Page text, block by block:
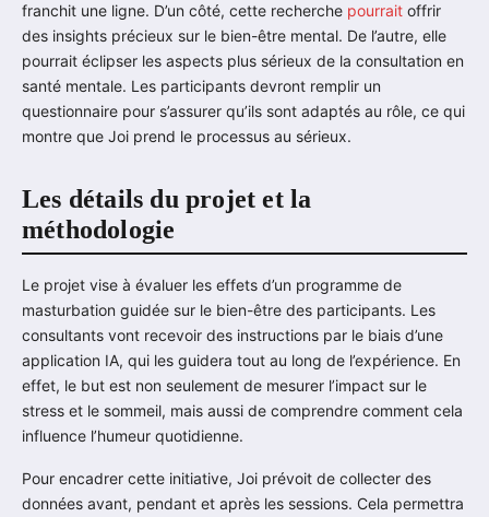
franchit une ligne. D’un côté, cette recherche pourrait offrir
des insights précieux sur le bien-être mental. De l’autre, elle
pourrait éclipser les aspects plus sérieux de la consultation en
santé mentale. Les participants devront remplir un
questionnaire pour s’assurer qu’ils sont adaptés au rôle, ce qui
montre que Joi prend le processus au sérieux.
Les détails du projet et la
méthodologie
Le projet vise à évaluer les effets d’un programme de
masturbation guidée sur le bien-être des participants. Les
consultants vont recevoir des instructions par le biais d’une
application IA, qui les guidera tout au long de l’expérience. En
effet, le but est non seulement de mesurer l’impact sur le
stress et le sommeil, mais aussi de comprendre comment cela
influence l’humeur quotidienne.
Pour encadrer cette initiative, Joi prévoit de collecter des
données avant, pendant et après les sessions. Cela permettra